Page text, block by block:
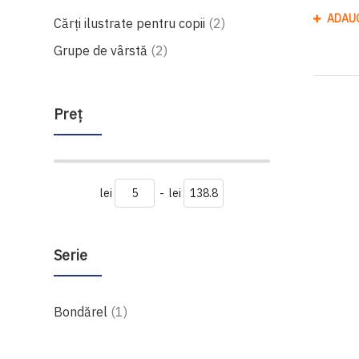
Cărți ilustrate pentru copii 2produse
Grupe de vârstă 2produse
Preţ
lei - lei
Serie
Bondărel 1produs